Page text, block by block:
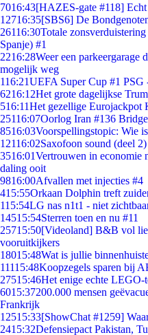
7016:43[HAZES-gate #118]
12716:35[SBS6] De
26116:30Totale
Spanje) #1
2216:28Weer een parkeergarage
mogelijk weg
116:21UEFA Super Cup #1 PSG
6216:12Het grote dagelijkse
516:11Het gezellige Eurojackpot
25116:07Oorlog Iran #136
8516:03Voorspellingstopic: Wie
12116:02Saxofoon sound (deel 2)
3516:01Vertrouwen in economie
daling ooit
9816:00Afvallen met injecties #4
415:55Orkaan Dolphin treft
115:54LG nas n1t1 - niet
14515:54Sterren toen en nu #11
25715:50[Videoland] B&B vol
vooruitkijkers
18015:48Wat is jullie
11115:48Koopzegels sparen bij
27515:46Het enige echte
6015:37200.000 mensen
Frankrijk
12515:33[ShowChat #1259]
2415:32Defensiepact Pakistan,